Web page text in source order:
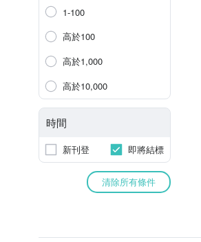
1-100
高於100
高於1,000
高於10,000
時間
新刊登 即將結標
清除所有條件